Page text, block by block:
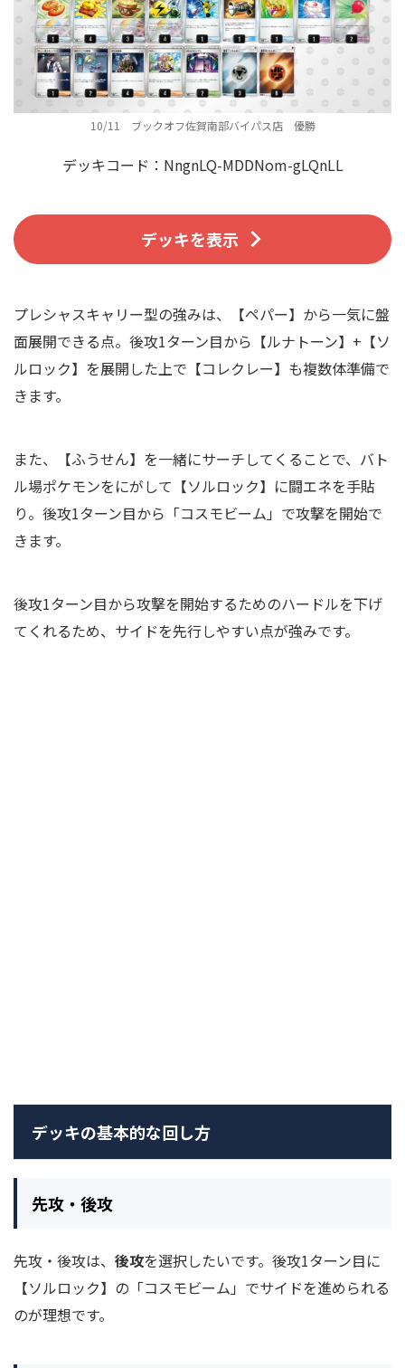
10/11 ブックオフ佐賀南部バイパス店 優勝
デッキコード：NngnLQ-MDDNom-gLQnLL
デッキを表示
プレシャスキャリー型の強みは、【ペパー】から一気に盤
面展開できる点。後攻1ターン目から【ルナトーン】+【ソ
ルロック】を展開した上で【コレクレー】も複数体準備で
きます。
また、【ふうせん】を一緒にサーチしてくることで、バト
ル場ポケモンをにがして【ソルロック】に闘エネを手貼
り。後攻1ターン目から「コスモビーム」で攻撃を開始で
きます。
後攻1ターン目から攻撃を開始するためのハードルを下げ
てくれるため、サイドを先行しやすい点が強みです。
デッキの基本的な回し方
先攻・後攻
先攻・後攻は、 後攻を選択したいです。後攻1ターン目に
【ソルロック】の「コスモビーム」でサイドを進められる
のが理想です。